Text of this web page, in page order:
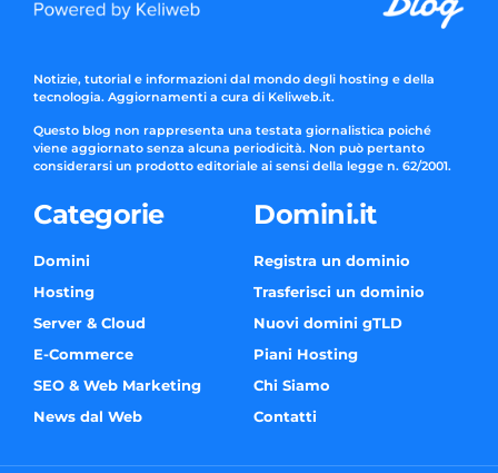
Notizie, tutorial e informazioni dal mondo degli hosting e della
tecnologia. Aggiornamenti a cura di Keliweb.it.
Questo blog non rappresenta una testata giornalistica poiché
viene aggiornato senza alcuna periodicità. Non può pertanto
considerarsi un prodotto editoriale ai sensi della legge n. 62/2001.
Categorie
Domini
Hosting
Server & Cloud
E-Commerce
SEO & Web Marketing
News dal Web
Domini.it
Registra un dominio
Trasferisci un dominio
Nuovi domini gTLD
Piani Hosting
Chi Siamo
Contatti